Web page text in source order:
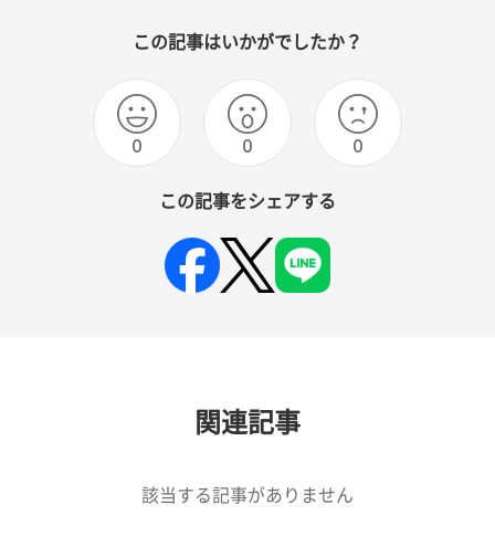
この記事はいかがでしたか？
0 0 0
この記事をシェアする
関連記事
該当する記事がありません